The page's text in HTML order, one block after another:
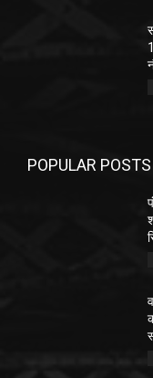
POPULAR POSTS